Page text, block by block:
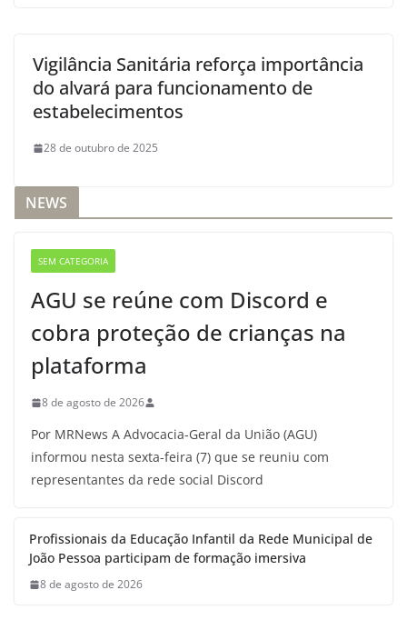
Vigilância Sanitária reforça importância
do alvará para funcionamento de
estabelecimentos
28 de outubro de 2025
NEWS
SEM CATEGORIA
AGU se reúne com Discord e
cobra proteção de crianças na
plataforma
8 de agosto de 2026
Por MRNews A Advocacia-Geral da União (AGU)
informou nesta sexta-feira (7) que se reuniu com
representantes da rede social Discord
Profissionais da Educação Infantil da Rede Municipal de
João Pessoa participam de formação imersiva
8 de agosto de 2026